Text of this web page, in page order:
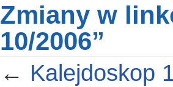
Zmiany w
10/2006”
← Kalejdoskop